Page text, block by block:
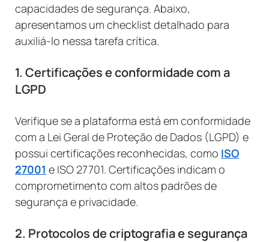
capacidades de segurança. Abaixo,
apresentamos um checklist detalhado para
auxiliá-lo nessa tarefa crítica.
1. Certificações e conformidade com a
LGPD
Verifique se a plataforma está em conformidade
com a Lei Geral de Proteção de Dados (LGPD) e
possui certificações reconhecidas, como ISO
27001 e ISO 27701. Certificações indicam o
comprometimento com altos padrões de
segurança e privacidade.
2. Protocolos de criptografia e segurança